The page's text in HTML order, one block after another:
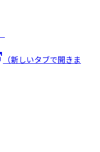
（新しいタブで開きま